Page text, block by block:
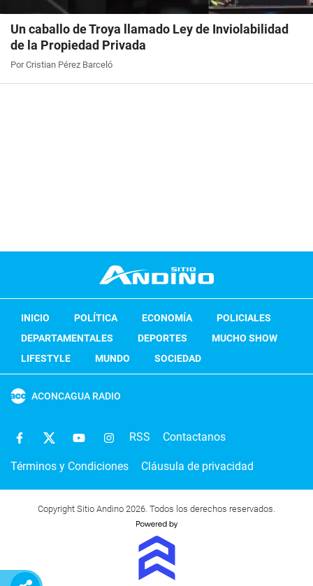
Un caballo de Troya llamado Ley de Inviolabilidad
de la Propiedad Privada
Por Cristian Pérez Barceló
INICIO POLÍTICA ECONOMÍA
POLICIALES
DEPARTAMENTALES
DEPORTES
MUCHO SHOW
LIFESTYLE
MUNDO SOCIEDAD
ACONCAGUA RADIO
RSS Contactanos
Términos y Condiciones Cláusula de privacidad
Copyright Sitio Andino 2026. Todos los derechos reservados.